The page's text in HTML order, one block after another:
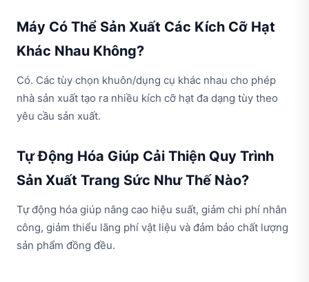
Máy Có Thể Sản Xuất Các Kích Cỡ Hạt
Khác Nhau Không?
Có. Các tùy chọn khuôn/dụng cụ khác nhau cho phép
nhà sản xuất tạo ra nhiều kích cỡ hạt đa dạng tùy theo
yêu cầu sản xuất.
Tự Động Hóa Giúp Cải Thiện Quy Trình
Sản Xuất Trang Sức Như Thế Nào?
Tự động hóa giúp nâng cao hiệu suất, giảm chi phí nhân
công, giảm thiểu lãng phí vật liệu và đảm bảo chất lượng
sản phẩm đồng đều.